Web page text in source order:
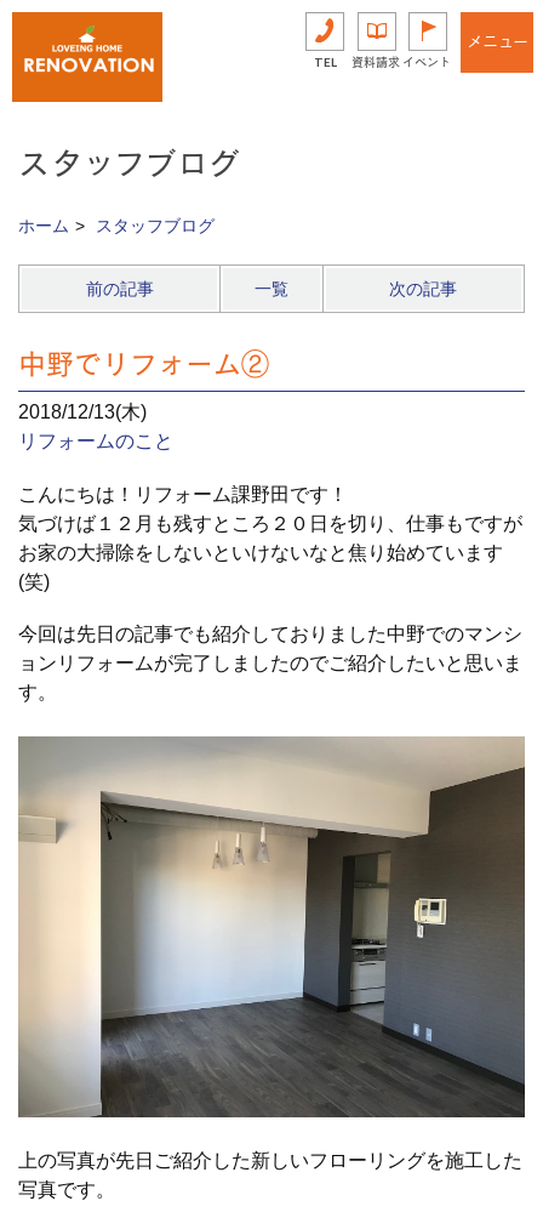
TEL 資料請求 イベント
メニュー
スタッフブログ
ホーム スタッフブログ
前の記事 一覧 次の記事
中野でリフォーム②
2018/12/13(木)
リフォームのこと
こんにちは！リフォーム課野田です！
気づけば１２月も残すところ２０日を切り、仕事もですが
お家の大掃除をしないといけないなと焦り始めています
(笑)
今回は先日の記事でも紹介しておりました中野でのマンシ
ョンリフォームが完了しましたのでご紹介したいと思いま
す。
上の写真が先日ご紹介した新しいフローリングを施工した
写真です。